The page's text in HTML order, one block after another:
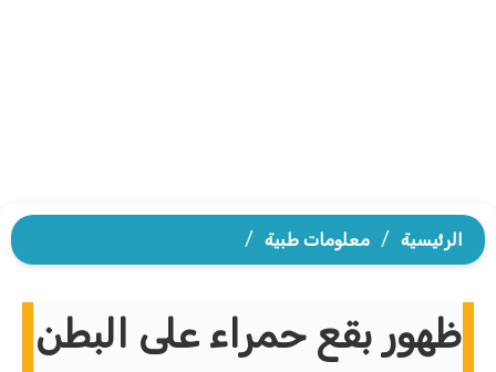
الرئيسية / معلومات طبية /
ظهور بقع حمراء على البطن